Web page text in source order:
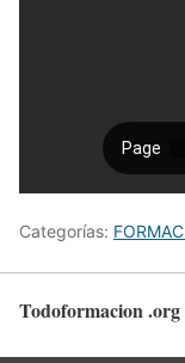
Categorías:
Todoformacion